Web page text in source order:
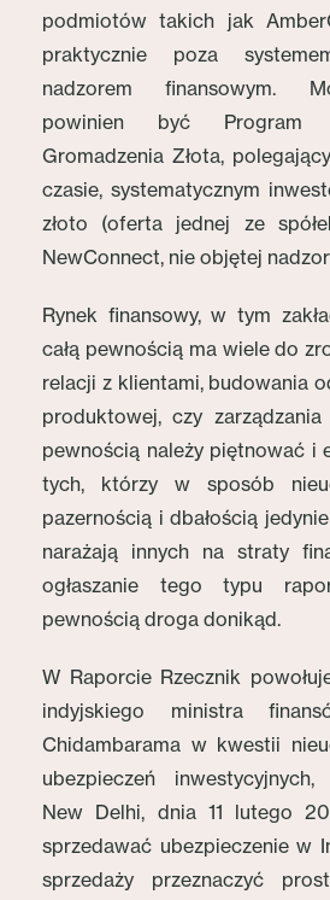
podmiotów takich jak
praktycznie poza
nadzorem finansowym.
powinien być Program
Gromadzenia Złota,
czasie, systematycznym
złoto (oferta jednej ze
NewConnect, nie objętej
Rynek finansowy, w tym
całą pewnością ma wiele do
relacji z klientami, budowania
produktowej, czy
pewnością należy piętnować i
tych, którzy w sposób
pazernością i dbałością
narażają innych na straty
ogłaszanie tego typu
pewnością droga donikąd.
W Raporcie Rzecznik
indyjskiego ministra
Chidambarama w kwestii
ubezpieczeń
New Delhi, dnia 11 lutego
sprzedawać ubezpieczenie w
sprzedaży przeznaczyć